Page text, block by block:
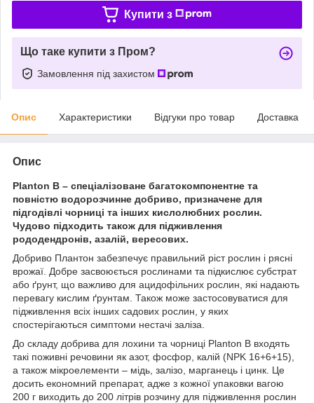
Купити з
Що таке купити з Пром?
Замовлення під захистом
Опис Характеристики Відгуки про товар Доставка
Опис
Planton B – спеціалізоване багатокомпонентне та
повністю водорозчинне добриво, призначене для
підгодівлі чорниці та інших кислолюбних рослин.
Чудово підходить також для підживлення
рододендронів, азалій, вересових.
Добриво Плантон забезпечує правильний ріст рослин і рясні
врожаї. Добре засвоюється рослинами та підкислює субстрат
або ґрунт, що важливо для ацидофільних рослин, які надають
перевагу кислим ґрунтам. Також може застосовуватися для
підживлення всіх інших садових рослин, у яких
спостерігаються симптоми нестачі заліза.
До складу добрива для лохини та чорниці Planton B входять
такі поживні речовини як азот, фосфор, калій (NPK 16+6+15),
а також мікроелементи – мідь, залізо, марганець і цинк. Це
досить економний препарат, адже з кожної упаковки вагою
200 г виходить до 200 літрів розчину для підживлення рослин